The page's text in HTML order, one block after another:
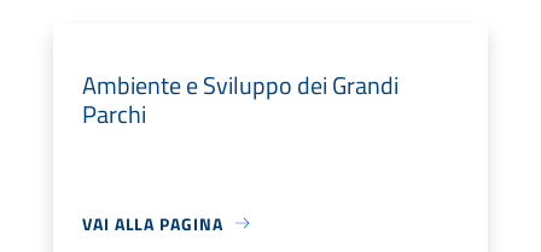
Ambiente e Sviluppo dei Grandi
Parchi
VAI ALLA PAGINA